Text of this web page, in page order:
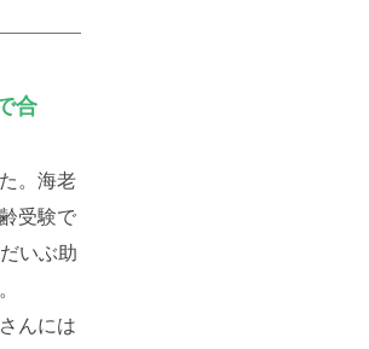
合
。海老
受験で
いぶ助
んには